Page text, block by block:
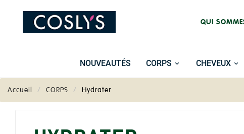
QUI
NOUVEAUTÉS CORPS CHEVEUX
Accueil CORPS Hydrater